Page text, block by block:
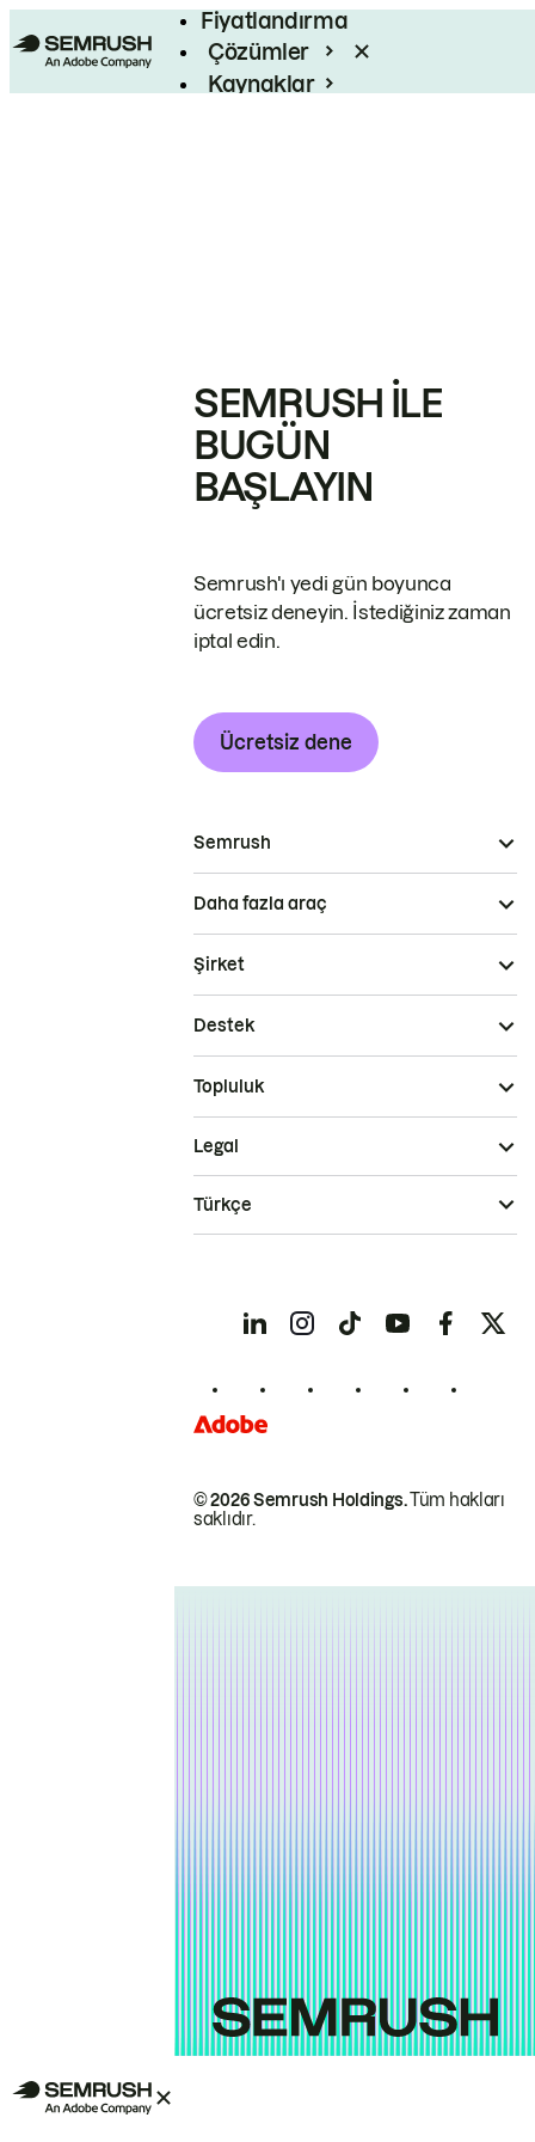
Fiyatlandırma
Çözümler
Kaynaklar
SEMRUSH ILE
BUGÜN
BAŞLAYIN
Semrush'ı yedi gün boyunca
ücretsiz deneyin. İstediğiniz zaman
iptal edin.
Ücretsiz dene
Semrush
Daha fazla araç
Şirket
Destek
Topluluk
© 2026 Semrush Holdings.Tüm hakları
saklıdır.
Legal
Türkçe